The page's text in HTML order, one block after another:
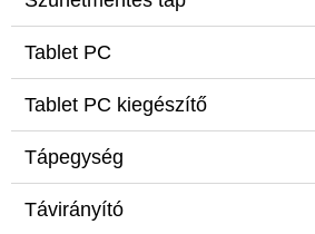
Tablet PC
Tablet PC kiegészítő
Tápegység
Távirányító